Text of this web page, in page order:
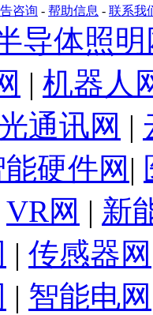
咨询 - 帮助信息 - 联系我
导体照明
| 机器人
通讯网 |
硬件网 |
VR网 | 新
| 传感器网
| 智能电网